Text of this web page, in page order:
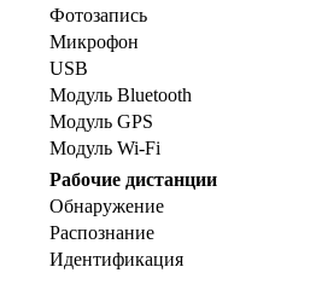
Фотозапись
Микрофон
USB
Модуль Bluetooth
Модуль GPS
Модуль Wi-Fi
Рабочие дистанции
Обнаружение
Распознание
Идентификация